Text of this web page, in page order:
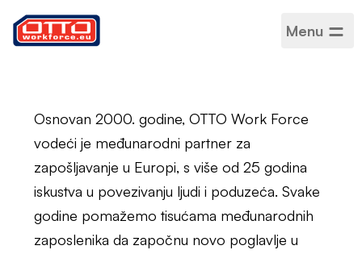
Menu
Osnovan 2000. godine, OTTO Work Force
vodeći je međunarodni partner za
zapošljavanje u Europi, s više od 25 godina
iskustva u povezivanju ljudi i poduzeća. Svake
godine pomažemo tisućama međunarodnih
zaposlenika da započnu novo poglavlje u